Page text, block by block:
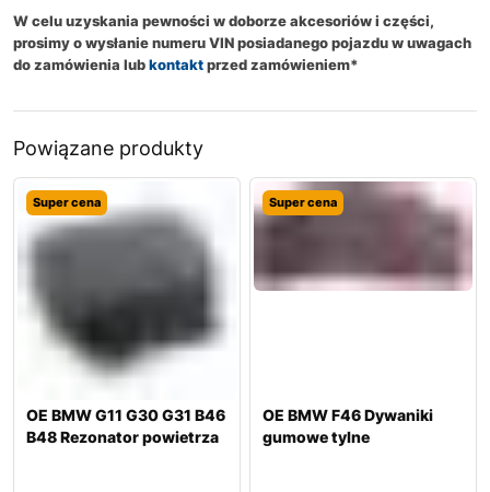
W celu uzyskania pewności w doborze akcesoriów i części,
prosimy o wysłanie numeru VIN posiadanego pojazdu w uwagach
do zamówienia lubkontaktprzed zamówieniem*
Powiązane produkty
Super cena
OE BMW G11 G30 G31 B46
B48 Rezonator powietrza
Super cena
OE BMW F46 Dywaniki
gumowe tylne